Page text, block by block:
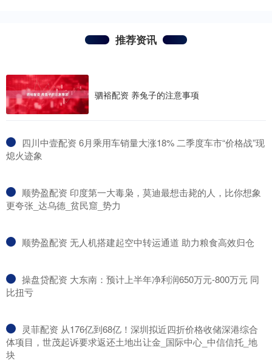
推荐资讯
驷裕配资 养兔子的注意事项
​四川中壹配资 6月乘用车销量大涨18% 二季度车市“价格战”现
熄火迹象
​顺势盈配资 印度第一大毒枭，莫迪最想击毙的人，比你想象
更夸张_达乌德_贫民窟_势力
​顺势盈配资 无人机搭建起空中转运通道 助力粮食高效归仓
​操盘贷配资 大东南：预计上半年净利润650万元-800万元 同
比扭亏
​灵菲配资 从176亿到68亿！深圳拟近四折价格收储深港综合
体项目，世茂起诉要求返还土地出让金_国际中心_中信信托_地
块